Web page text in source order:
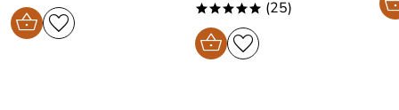
***** (25)